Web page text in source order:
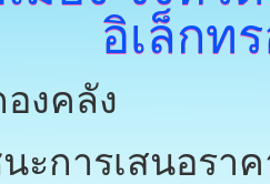
อิเล็กท
งคลัง
ะการเสนอรา